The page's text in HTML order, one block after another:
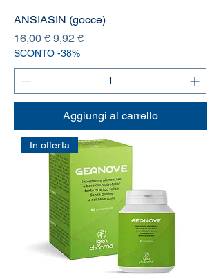
ANSIASIN (gocce)
Prezzo regolare
16,00 € Prezzo scontato
9,92 €
SCONTO -38%
Aggiungi al carrello
In offerta